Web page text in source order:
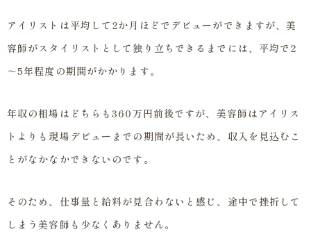
アイリストは平均して2か月ほどでデビューができますが、美
容師がスタイリストとして独り立ちできるまでには、平均で2
～5年程度の期間がかかります。
年収の相場はどちらも360万円前後ですが、美容師はアイリス
トよりも現場デビューまでの期間が長いため、収入を見込むこ
とがなかなかできないのです。
そのため、仕事量と給料が見合わないと感じ、途中で挫折して
しまう美容師も少なくありません。